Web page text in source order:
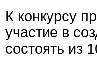
К конкурсу
участие в
состоять из